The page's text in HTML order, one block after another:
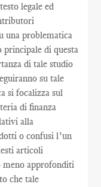
legale ed
una problematica
principale di questa
di tale studio
su tale
si focalizza sul
di finanza
alla
o confusi l’un
articoli
meno approfonditi
che tale